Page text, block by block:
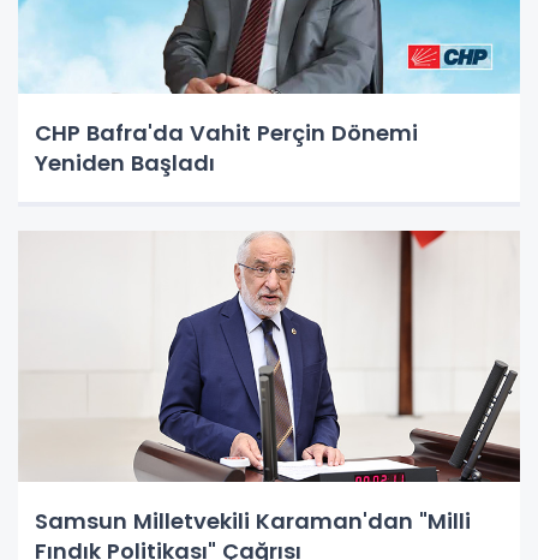
CHP Bafra'da Vahit Perçin Dönemi
Yeniden Başladı
Samsun Milletvekili Karaman'dan "Milli
Fındık Politikası" Çağrısı